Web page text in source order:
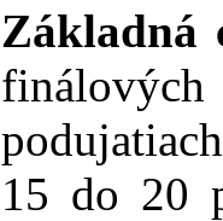
Základná
finálových
15 do 20